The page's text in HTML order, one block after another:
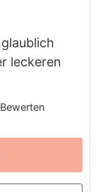
leckeren